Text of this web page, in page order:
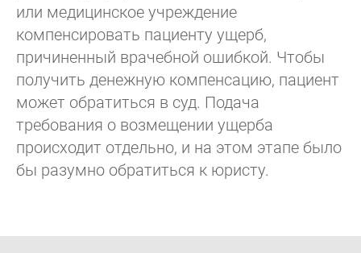
или медицинское учреждение
компенсировать пациенту ущерб,
причиненный врачебной ошибкой. Чтобы
получить денежную компенсацию, пациент
может обратиться в суд. Подача
требования о возмещении ущерба
происходит отдельно, и на этом этапе было
бы разумно обратиться к юристу.